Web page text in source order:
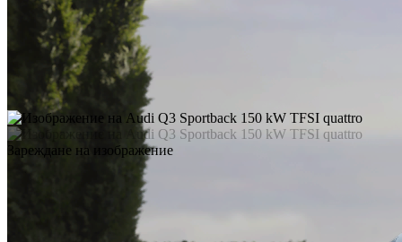
Зареждане на изображение